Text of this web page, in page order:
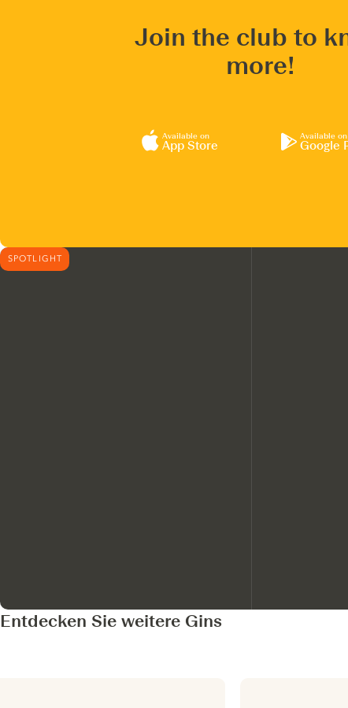
Join the club to
more!
Available on
App Store
Available on
Google
SPOTLIGHT
Entdecken Sie weitere Gins